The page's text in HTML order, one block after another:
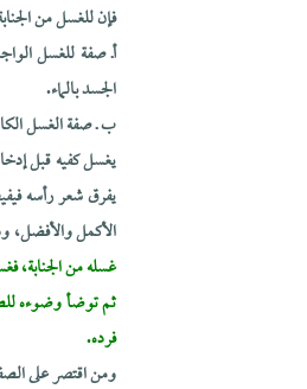
فإن للغسل من
أـ صفة للغسل
الجسد بالماء.
ب ـ صفة الغسل
يغسل كفيه قبل
يفرق شعر رأسه
الأكمل والأفضل،
غسله من الجنابة،
ثم توضأ وضوءه
فرده.
ومن اقتصر على